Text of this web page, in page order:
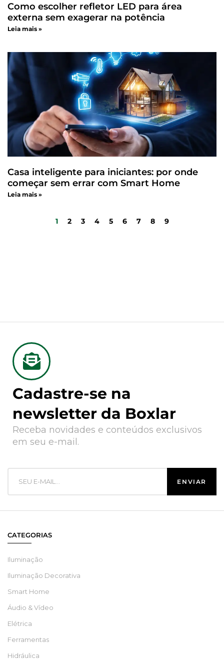
Como escolher refletor LED para área
externa sem exagerar na potência
Leia mais »
Casa inteligente para iniciantes: por onde
começar sem errar com Smart Home
Leia mais »
1 2 3 4 5 6 7 8 9
Cadastre-se na
newsletter da Boxlar
Receba novidades e conteúdos exclusivos
em seu e-mail.
CATEGORIAS
Iluminação
Iluminação Decorativa
Smart Home
Áudio & Vídeo
Elétrica
Ferramentas
Hidráulica